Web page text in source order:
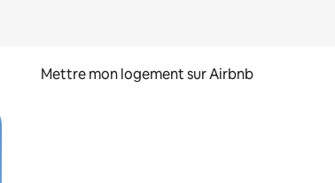
Mettre mon logement sur Airbnb